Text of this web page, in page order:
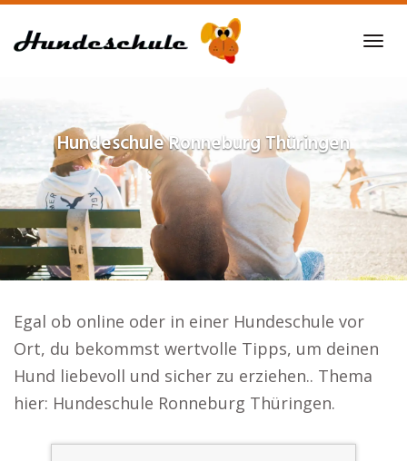
to
HundeschuleRonneburg Thüringen
Egal ob online oder in einer Hundeschule vor
Ort, du bekommst wertvolle Tipps, um deinen
Hund liebevoll und sicher zu erziehen.. Thema
hier: Hundeschule Ronneburg Thüringen.